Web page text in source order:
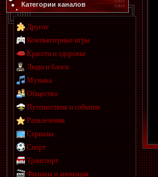
Категории каналов
Другое
Компьютерные игры
Красота и здоровье
Люди и блоги
Музыка
Общество
Путешествия и события
Развлечения
Сериалы
Спорт
Транспорт
Фильмы и анимация